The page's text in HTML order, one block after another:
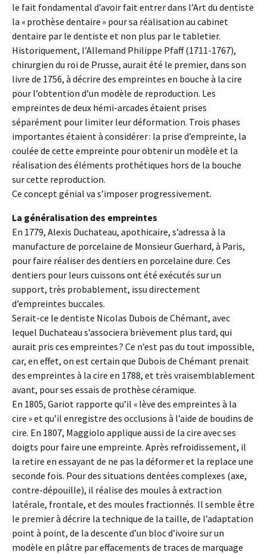
le fait fondamental d’avoir fait entrer dans l’Art du dentiste
la « prothèse dentaire » pour sa réalisation au cabinet
dentaire par le dentiste et non plus par le tabletier.
Historiquement, l’Allemand Philippe Pfaff (1711-1767),
chirurgien du roi de Prusse, aurait été le premier, dans son
livre de 1756, à décrire des empreintes en bouche à la cire
pour l’obtention d’un modèle de reproduction. Les
empreintes de deux hémi-arcades étaient prises
séparément pour limiter leur déformation. Trois phases
importantes étaient à considérer : la prise d’empreinte, la
coulée de cette empreinte pour obtenir un modèle et la
réalisation des éléments prothétiques hors de la bouche
sur cette reproduction.
Ce concept génial va s’imposer progressivement.
La généralisation des empreintes
En 1779, Alexis Duchateau, apothicaire, s’adressa à la
manufacture de porcelaine de Monsieur Guerhard, à Paris,
pour faire réaliser des dentiers en porcelaine dure. Ces
dentiers pour leurs cuissons ont été exécutés sur un
support, très probablement, issu directement
d’empreintes buccales.
Serait-ce le dentiste Nicolas Dubois de Chémant, avec
lequel Duchateau s’associera brièvement plus tard, qui
aurait pris ces empreintes ? Ce n’est pas du tout impossible,
car, en effet, on est certain que Dubois de Chémant prenait
des empreintes à la cire en 1788, et très vraisemblablement
avant, pour ses essais de prothèse céramique.
En 1805, Gariot rapporte qu’il « lève des empreintes à la
cire » et qu’il enregistre des occlusions à l’aide de boudins de
cire. En 1807, Maggiolo applique aussi de la cire avec ses
doigts pour faire une empreinte. Après refroidissement, il
la retire en essayant de ne pas la déformer et la replace une
seconde fois. Pour des situations dentées complexes (axe,
contre-dépouille), il réalise des moules à extraction
latérale, frontale, et des moules fractionnés. Il semble être
le premier à décrire la technique de la taille, de l’adaptation
point à point, de la descente d’un bloc d’ivoire sur un
modèle en plâtre par effacements de traces de marquage